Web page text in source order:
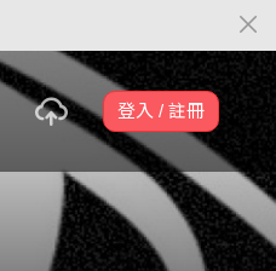
登入 / 註冊